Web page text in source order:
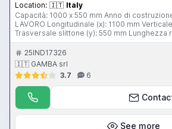
Location: 🇮🇹 Italy
Capacità: 1000 x 550 mm Anno di costruzione: 1997
LAVORO Longitudinale (x): 1100 mm Verticale (z): 600 mm
Trasversale slittone (y): 550 mm Lunghezza rettificabile max: 1000
mm Larghezza rettificabile max: 550 mm Spessore rettificabile
max: 600 mm Distanza asse mandrino piano tavola: 730 mm
TAVOLA Superficie: 1000x500 mm Corsa: 1100 mm Velocità
traslazione: 30 m/min PIANO MAGNETICO Superficie: 1000x500
mm INCREMENTI Verticali automatici: 0,005 - 0,01 mm/min MOLA
Spessore fascia mola: 50 mm Diametro max mola: 355 mm
Diametro foro: 127 mm Sistema filtraggio: si Disponibilità: pronta
Visibile a magazzino: si Principali interventi/aggiornamenti
effettuati sulla macchina: sostituzione
25IND17326
🇮🇹 GAMBA srl
3.7
6
See more